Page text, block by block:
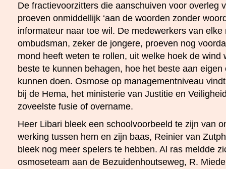
De fractievoorzitters die aanschuiven voor overleg
proeven onmiddellijk ‘aan de woorden zonder
informateur naar toe wil. De medewerkers van elke
ombudsman, zeker de jongere, proeven nog
mond heeft weten te rollen, uit welke hoek de wind
beste te kunnen behagen, hoe het beste aan
kunnen doen. Osmose op managementniveau
bij de Hema, het ministerie van Justitie en
zoveelste fusie of overname.
Heer Libari bleek een schoolvoorbeeld te zijn van
werking tussen hem en zijn baas, Reinier van
bleek nog meer spelers te hebben. Al ras meldde
osmoseteam aan de Bezuidenhoutseweg, R.